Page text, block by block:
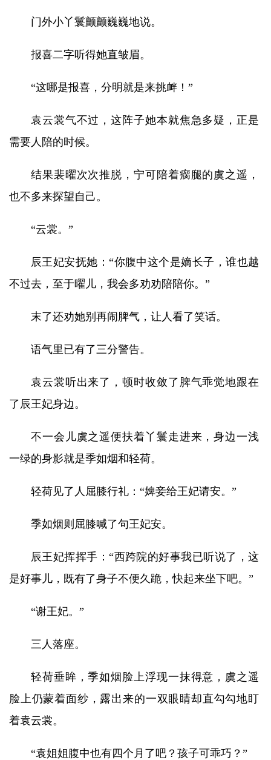
门外小丫鬟颤颤巍巍地说。
报喜二字听得她直皱眉。
“这哪是报喜，分明就是来挑衅！”
袁云裳气不过，这阵子她本就焦急多疑，正是
需要人陪的时候。
结果裴曜次次推脱，宁可陪着瘸腿的虞之遥，
也不多来探望自己。
“云裳。”
辰王妃安抚她：“你腹中这个是嫡长子，谁也越
不过去，至于曜儿，我会多劝劝陪陪你。”
末了还劝她别再闹脾气，让人看了笑话。
语气里已有了三分警告。
袁云裳听出来了，顿时收敛了脾气乖觉地跟在
了辰王妃身边。
不一会儿虞之遥便扶着丫鬟走进来，身边一浅
一绿的身影就是季如烟和轻荷。
轻荷见了人屈膝行礼：“婢妾给王妃请安。”
季如烟则屈膝喊了句王妃安。
辰王妃挥挥手：“西跨院的好事我已听说了，这
是好事儿，既有了身子不便久跪，快起来坐下吧。”
“谢王妃。”
三人落座。
轻荷垂眸，季如烟脸上浮现一抹得意，虞之遥
脸上仍蒙着面纱，露出来的一双眼睛却直勾勾地盯
着袁云裳。
“袁姐姐腹中也有四个月了吧？孩子可乖巧？”